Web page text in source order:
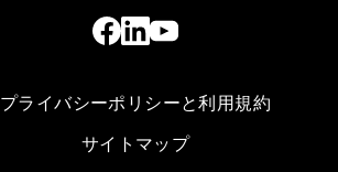
プライバシーポリシーと利用規約
サイトマップ